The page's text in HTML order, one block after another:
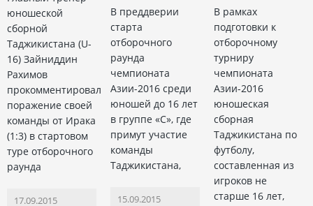
юношеской
сборной
Таджикистана (U-
16) Зайниддин
Рахимов
прокомментировал
поражение своей
команды от Ирака
(1:3) в стартовом
туре отборочного
раунда
17.09.2015
В преддверии
старта
отборочного
раунда
чемпионата
Азии-2016 среди
юношей до 16 лет
в группе «С», где
примут участие
команды
Таджикистана,
15.09.2015
В рамках
подготовки к
отборочному
турниру
чемпионата
Азии-2016
юношеская
сборная
Таджикистана по
футболу,
составленная из
игроков не
старше 16 лет,